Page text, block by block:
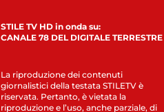
STILE TV HD in onda su:
CANALE 78 DEL DIGITALE TERRESTRE
La riproduzione dei contenuti
giornalistici della testata STILETV è
riservata. Pertanto, è vietata la
riproduzione e l’uso, anche parziale, di